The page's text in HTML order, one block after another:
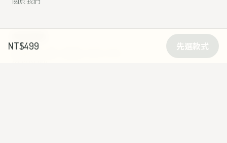
NT$499 先選款式
和我們聊聊